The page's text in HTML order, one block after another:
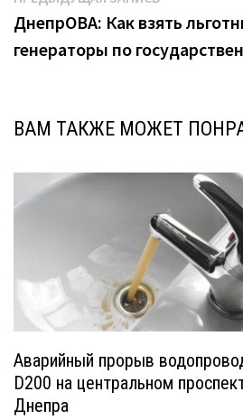
по
записям
запись:
ДнепрОВА: Как взять
генераторы по
ВАМ ТАКЖЕ МОЖЕТ
Аварийный прорыв
D200 на центральном
Днепра